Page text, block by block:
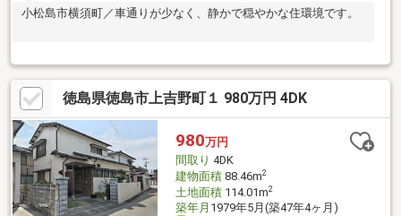
小松島市横須町／車通りが少なく、静かで穏やかな住環境です。
徳島県徳島市上吉野町１ 980万円 4DK
980万円
間取り 4DK
建物面積88.46m2
土地面積114.01m2
築年月 1979年5月(築47年4ヶ月)